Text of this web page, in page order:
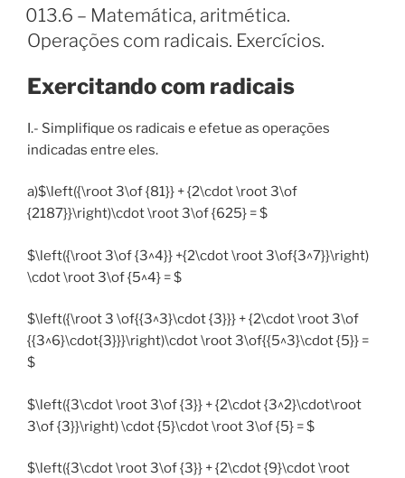
–
exponencial
ou
científica”
EM
013.6 – Matemática, aritmética.
Operações com radicais. Exercícios.
Exercitando com radicais
I.- Simplifique os radicais e efetue as operações
indicadas entre eles.
a)$\left({\root 3\of {81}} + {2\cdot \root 3\of
{2187}}\right)\cdot \root 3\of {625} = $
$\left({\root 3\of {3^4}} +{2\cdot \root 3\of{3^7}}\right)
\cdot \root 3\of {5^4} = $
$\left({\root 3 \of{{3^3}\cdot {3}}} + {2\cdot \root 3\of
{{3^6}\cdot{3}}}\right)\cdot \root 3\of{{5^3}\cdot {5}} =
$
$\left({3\cdot \root 3\of {3}} + {2\cdot {3^2}\cdot\root
3\of {3}}\right) \cdot {5}\cdot \root 3\of {5} = $
$\left({3\cdot \root 3\of {3}} + {2\cdot {9}\cdot \root